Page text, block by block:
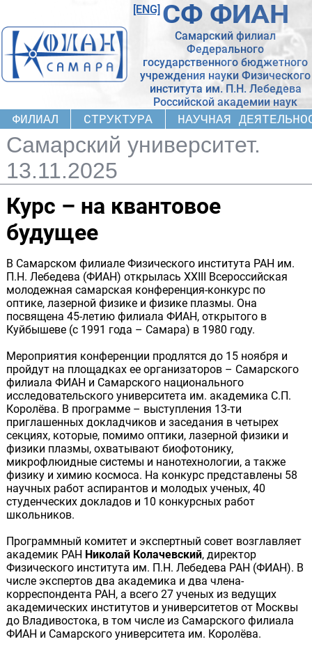
[ENG] СФ ФИАН
Самарский филиал
Федерального
государственного бюджетного
учреждения науки Физического
института им. П.Н. Лебедева
Российской академии наук
ФИЛИАЛ СТРУКТУРА НАУЧНАЯ
Самарский университет.
13.11.2025
Курс – на квантовое
будущее
В Самарском филиале Физического института РАН им.
П.Н. Лебедева (ФИАН) открылась XXIII Всероссийская
молодежная самарская конференция-конкурс по
оптике, лазерной физике и физике плазмы. Она
посвящена 45-летию филиала ФИАН, открытого в
Куйбышеве (с 1991 года – Самара) в 1980 году.
Мероприятия конференции продлятся до 15 ноября и
пройдут на площадках ее организаторов – Самарского
филиала ФИАН и Самарского национального
исследовательского университета им. академика С.П.
Королёва. В программе – выступления 13-ти
приглашенных докладчиков и заседания в четырех
секциях, которые, помимо оптики, лазерной физики и
физики плазмы, охватывают биофотонику,
микрофлюидные системы и нанотехнологии, а также
физику и химию космоса. На конкурс представлены 58
научных работ аспирантов и молодых ученых, 40
студенческих докладов и 10 конкурсных работ
школьников.
Программный комитет и экспертный совет возглавляет
академик РАН Николай Колачевский, директор
Физического института им. П.Н. Лебедева РАН (ФИАН). В
числе экспертов два академика и два члена-
корреспондента РАН, а всего 27 ученых из ведущих
академических институтов и университетов от Москвы
до Владивостока, в том числе из Самарского филиала
ФИАН и Самарского университета им. Королёва.